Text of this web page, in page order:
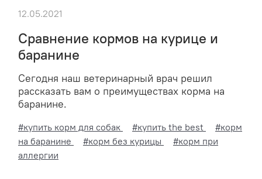
Сравнение кормов на курице и
баранине
Сегодня наш ветеринарный врач решил
рассказать вам о преимуществах корма на
баранине.
12.05.2021
#купить корм для собак #купить the best
#корм
на баранине
#корм без курицы
#корм при
аллергии